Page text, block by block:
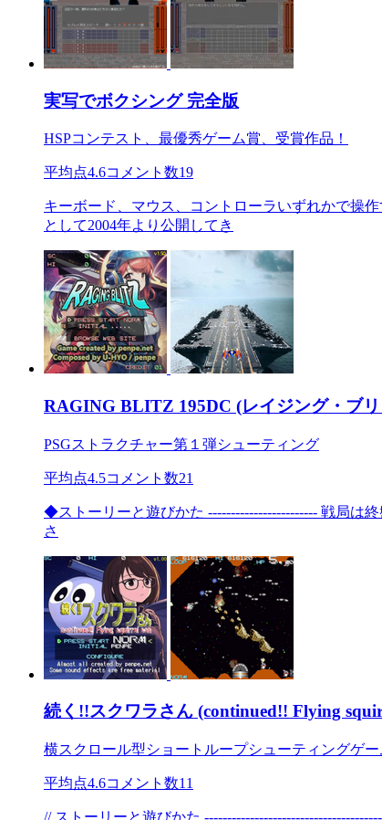
実写でボクシング 完全版
HSPコンテスト、最優秀ゲーム賞、受賞作品！
平均点4.6コメント数19
キーボード、マウス、コントローラいずれかで操
として2004年より公開してき
RAGING BLITZ 195DC (レイジング・ブ
PSGストラクチャー第１弾シューティング
平均点4.5コメント数21
◆ストーリーと遊びかた ------------------------ 戦局は
さ
続く!!スクワラさん (continued!! Flying
横スクロール型ショートループシューティングゲー
平均点4.6コメント数11
// ストーリーと遊びかた